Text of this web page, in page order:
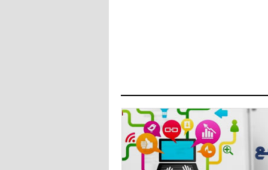
اجتماع حاسم لإدارة ميلان مع نظيرتها
من الريال للفصل في صفقة إيسكو
14:50
- 2021/08/04
البياسجي عرض على مبابي راتبا خياليا